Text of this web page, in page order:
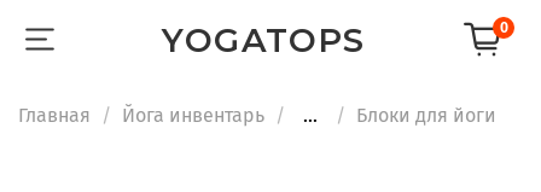
YOGATOPS 0
Главная Йога инвентарь ... Блоки для йоги